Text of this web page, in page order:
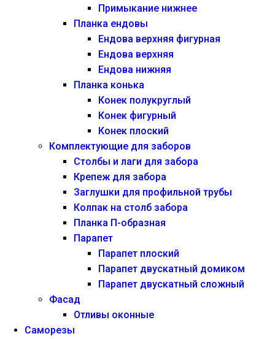
Примыкание нижнее
Планка ендовы
Ендова верхняя фигурная
Ендова верхняя
Ендова нижняя
Планка конька
Конек полукруглый
Конек фигурный
Конек плоский
Комплектующие для заборов
Столбы и лаги для забора
Крепеж для забора
Заглушки для профильной трубы
Колпак на столб забора
Планка П-образная
Парапет
Парапет плоский
Парапет двускатный домиком
Парапет двускатный сложный
Фасад
Отливы оконные
Саморезы